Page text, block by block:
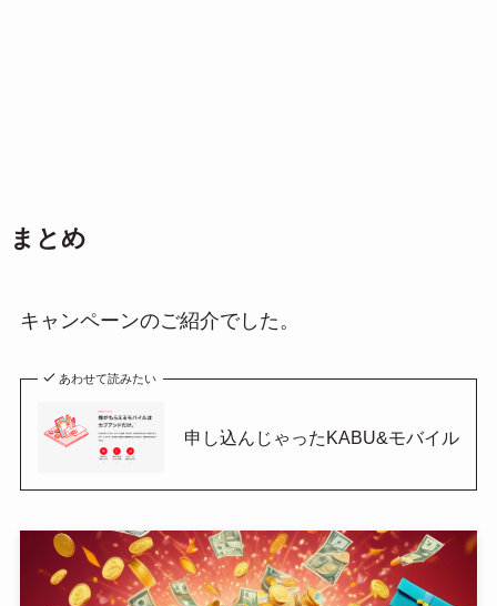
まとめ
キャンペーンのご紹介でした。
あわせて読みたい
申し込んじゃったKABU&モバイル